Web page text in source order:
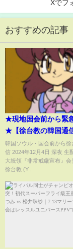
Xでフ
おすすめの記事
★現地国会前から緊
★【徐台教の韓国通
大統領 非常戒厳令を
韓国ソウル・国会前から
信 2024年12月4日 深夜 生
大統領『非常戒厳宣布』会
徐台教 (Y...